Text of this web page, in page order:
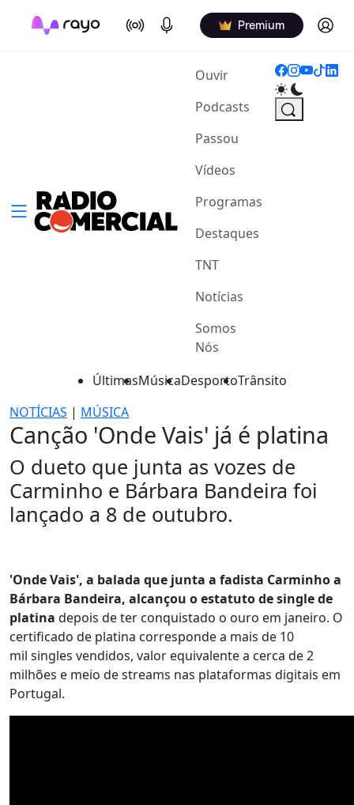
On Air Podcasts Premium Log in
Ouvir(current)
Podcasts
Passou
Vídeos
Programas
Destaques
TNT
Notícias
Somos
Nós
ÚltimasMúsicaDesportoTrânsito
NOTÍCIAS | MÚSICA
Canção 'Onde Vais' já é platina
O dueto que junta as vozes de
Carminho e Bárbara Bandeira foi
lançado a 8 de outubro.
'Onde Vais', a balada que junta a fadista Carminho a
Bárbara Bandeira, alcançou o estatuto de single de
platina depois de ter conquistado o ouro em janeiro. O
certificado de platina corresponde a mais de 10
mil singles vendidos, valor equivalente a cerca de 2
milhões e meio de streams nas plataformas digitais em
Portugal.